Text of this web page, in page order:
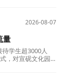
2026-08-07
量
学生超3000人
，对宣砚文化园